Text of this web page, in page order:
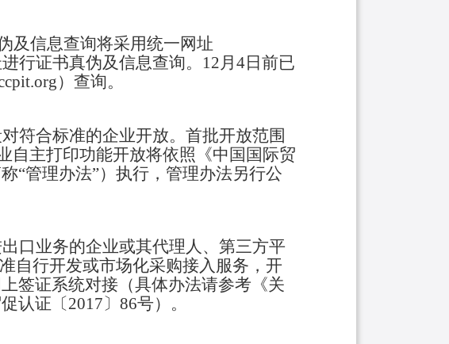
及信息查询将采用统一网址
行证书真伪及信息查询。12月4日前已
）查询。
符合标准的企业开放。首批开放范围
自主打印功能开放将依照《中国国际贸
“管理办法”）执行，管理办法另行公
口业务的企业或其代理人、第三方平
自行开发或市场化采购接入服务，开
签证系统对接（具体办法请参考《关
认证〔2017〕86号）。